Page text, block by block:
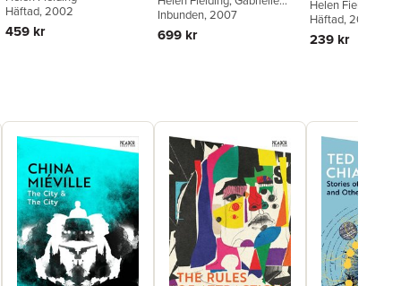
Häftad, 2002
459 kr
Hiltmann,Dorothea
Olkowski
Helen Fielding
Inbunden, 2007
699 kr
Helen Fielding
Häftad, 2004
239 kr